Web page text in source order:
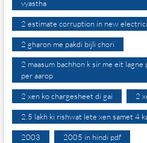
vyastha
2 estimate corruption in new
2 gharon me pakdi bijli chori
2 maasum bachhon k sir me eit
per aarop
2 xen ko chargesheet di gai 2
2.5 lakh ki rishwat lete xen samet 4
2003 2005 in hindi pdf